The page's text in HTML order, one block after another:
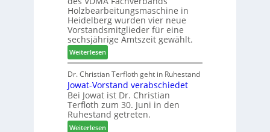
h
l
e
n
b
e
i
P
r
o
u
k
t
s
u
r
d
e
r
t
N
a
c
h
b
e
Holzbearbeitungsmaschine in
Heidelberg wurden vier neue
Vorstandsmitglieder für eine
sechsjährige Amtszeit gewählt.
Weiterlesen:
V
e
r
s
a
m
m
Dr. Christian Terfloth geht in Ruhestand
Jowat-Vorstand verabschiedet
Bei Jowat ist Dr. Christian
Terfloth zum 30. Juni in den
Ruhestand getreten.
Weiterlesen: